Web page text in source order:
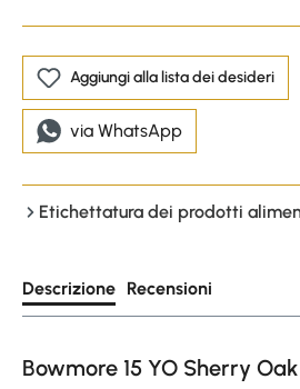
Aggiungi alla lista dei desideri
via WhatsApp
Etichettatura dei prodotti
Descrizione Recensioni
Bowmore 15 YO Sherry